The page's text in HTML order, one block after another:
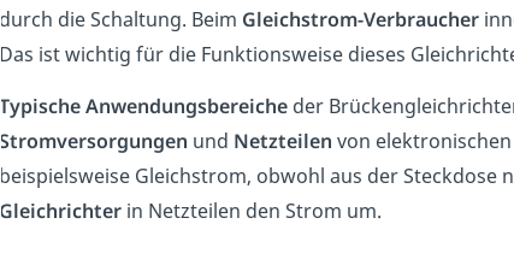
durch die Schaltung. Beim Gleichstrom-Verbraucher
Das ist wichtig für die Funktionsweise dieses
Typische Anwendungsbereiche der
Stromversorgungen und Netzteilen von
beispielsweise Gleichstrom, obwohl aus der
Gleichrichter in Netzteilen den Strom um.